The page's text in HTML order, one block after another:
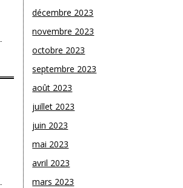
décembre 2023
novembre 2023
octobre 2023
septembre 2023
août 2023
juillet 2023
juin 2023
mai 2023
avril 2023
mars 2023